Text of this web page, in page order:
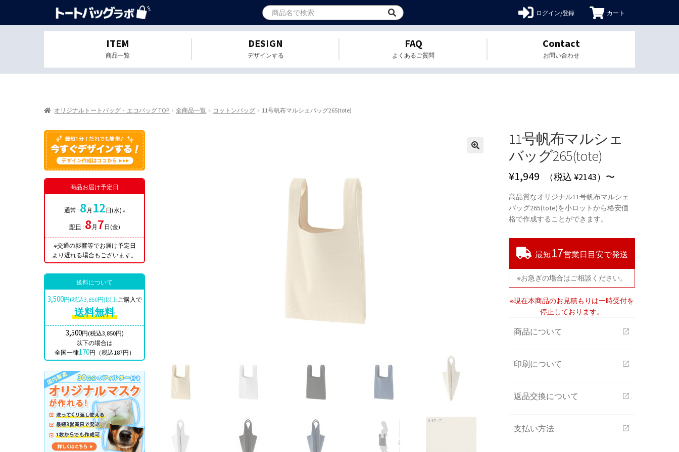
ログイン/登録 カート
ITEM
商品一覧
DESIGN
デザインする
FAQ
よくあるご質問
Contact
お問い合わせ
オリジナルトートバッグ・エコバッグ TOP 全商品一覧 コットンバッグ 11号帆布マルシェバッグ265(tote)
11号帆布マルシェ
バッグ265(tote)
¥1,949 （税込 ¥2143）〜
高品質なオリジナル11号帆布マルシェ
バッグ265(tote)を小ロットから格安価
格で作成することができます。
最短17営業日目安で発送
※お急ぎの場合はご相談ください。
※現在本商品のお見積もりは一時受付を
停止しております。
商品について open_in_new
印刷について open_in_new
返品交換について open_in_new
支払い方法 open_in_new
商品お届け予定日
通常 : 8 月 12 日(水) ※
即日 : 8 月 7 日(金)
※交通の影響等でお届け予定日
より遅れる場合もございます。
送料について
3,500円(税込3,850円)以上ご購入で
送料無料
3,500円(税込3,850円)
以下の場合は
全国一律170円（税込187円）